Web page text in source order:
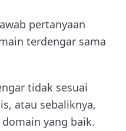
pertanyaan
terdengar sama
tidak sesuai
atau sebaliknya,
yang baik.